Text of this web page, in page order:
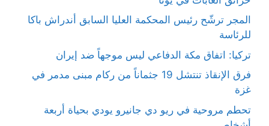
المجر ترشّح رئيس المحكمة العليا السابق أندراش باكا
للرئاسة
تركيا: اتفاق مكة الدفاعي ليس موجهاً ضد إيران
فرق الإنقاذ تنتشل 19 جثماناً من ركام مبنى مدمر في
غزة
تحطم مروحية في ريو دي جانيرو يودي بحياة أربعة